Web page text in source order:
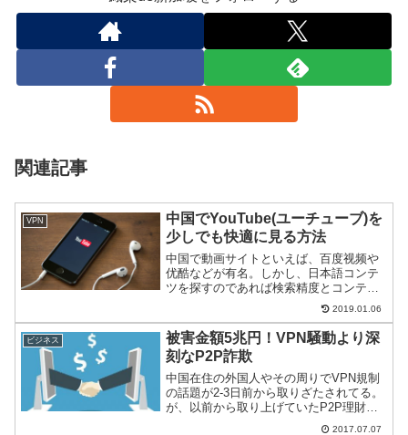
関連記事
VPN
中国でYouTube(ユーチューブ)を
少しでも快適に見る方法
中国で動画サイトといえば、百度视频や
优酷などが有名。しかし、日本語コンテ
ツを探すのであれば検索精度とコンテン
ツの多さからYouTubeになる。そんな
YouTubeを中国で少しでも快適にする－
すなわち、細い帯域をフル活用する方法
をご紹介。
2019.01.06
ビジネス
被害金額5兆円！VPN騒動より深
刻なP2P詐欺
中国在住の外国人やその周りでVPN規制
の話題が2-3日前から取りざたされてる。
が、以前から取り上げていたP2P理財
で、巨額な詐欺事件があがっているので
2017.07.07